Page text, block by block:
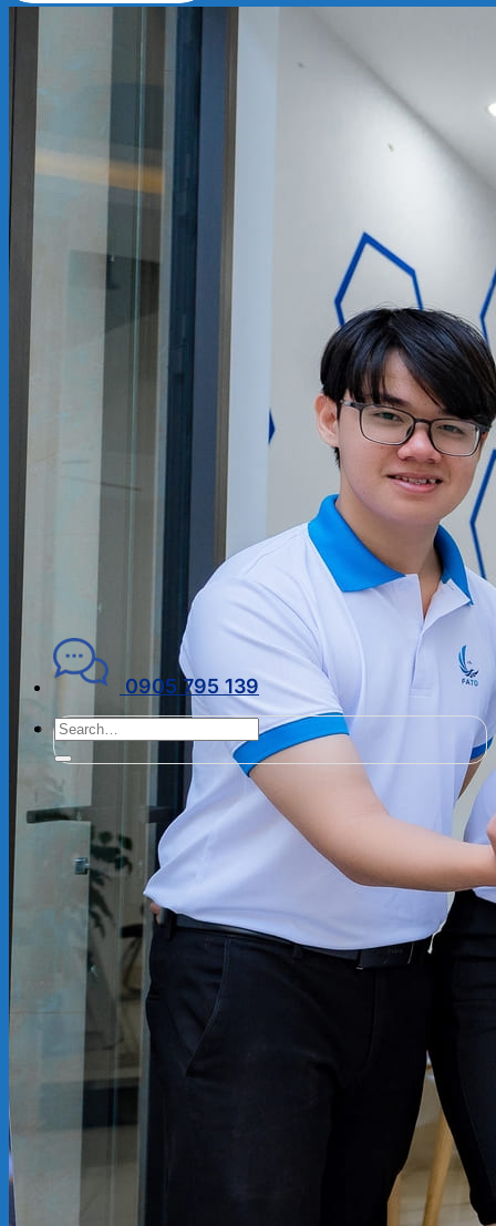
KẾ TOÁN – THUẾ
ĐẠI LÝ THUẾ
PHÁP LÝ DOANH NGHIỆP
Kiến thức chuyên ngành
KẾ TOÁN – TÀI CHÍNH
GIỚI THIỆU
CHÍNH SÁCH BẢO MẬT
0905 795 139